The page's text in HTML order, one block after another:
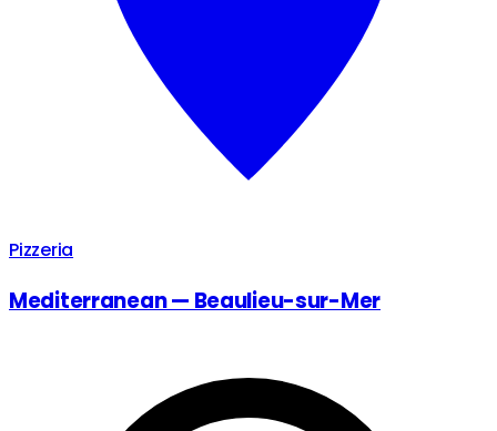
Pizzeria
Mediterranean — Beaulieu-sur-Mer